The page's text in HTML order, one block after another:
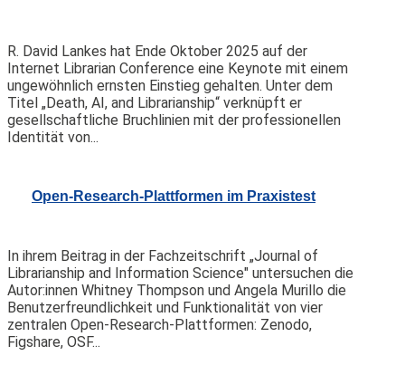
R. David Lankes hat Ende Oktober 2025 auf der
Internet Librarian Conference eine Keynote mit einem
ungewöhnlich ernsten Einstieg gehalten. Unter dem
Titel „Death, AI, and Librarianship“ verknüpft er
gesellschaftliche Bruchlinien mit der professionellen
Identität von...
Open-Research-Plattformen im Praxistest
In ihrem Beitrag in der Fachzeitschrift „Journal of
Librarianship and Information Science" untersuchen die
Autor:innen Whitney Thompson und Angela Murillo die
Benutzerfreundlichkeit und Funktionalität von vier
zentralen Open-Research-Plattformen: Zenodo,
Figshare, OSF...